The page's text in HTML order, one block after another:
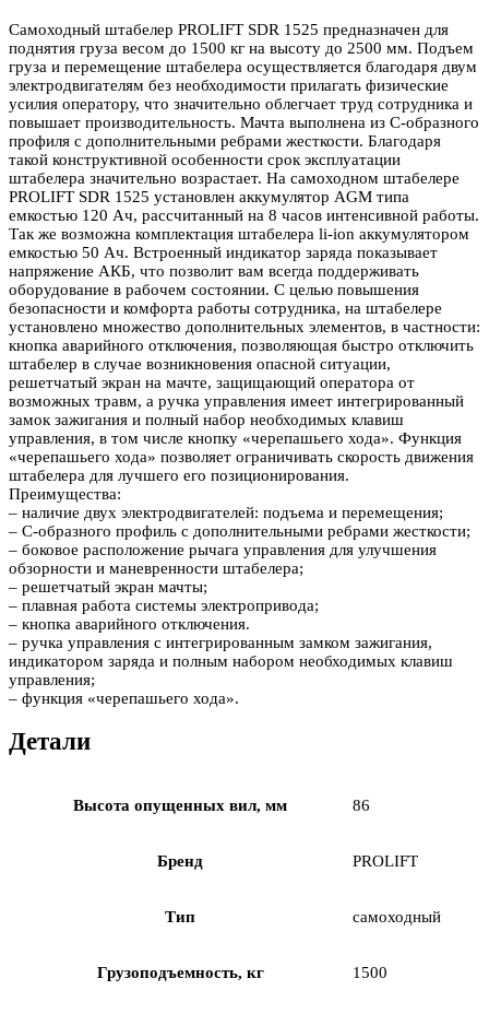
Самоходный штабелер PROLIFT SDR 1525 предназначен для
поднятия груза весом до 1500 кг на высоту до 2500 мм. Подъем
груза и перемещение штабелера осуществляется благодаря двум
электродвигателям без необходимости прилагать физические
усилия оператору, что значительно облегчает труд сотрудника и
повышает производительность. Мачта выполнена из С-образного
профиля с дополнительными ребрами жесткости. Благодаря
такой конструктивной особенности срок эксплуатации
штабелера значительно возрастает. На самоходном штабелере
PROLIFT SDR 1525 установлен аккумулятор AGM типа
емкостью 120 Ач, рассчитанный на 8 часов интенсивной работы.
Так же возможна комплектация штабелера li-ion аккумулятором
емкостью 50 Ач. Встроенный индикатор заряда показывает
напряжение АКБ, что позволит вам всегда поддерживать
оборудование в рабочем состоянии. С целью повышения
безопасности и комфорта работы сотрудника, на штабелере
установлено множество дополнительных элементов, в частности:
кнопка аварийного отключения, позволяющая быстро отключить
штабелер в случае возникновения опасной ситуации,
решетчатый экран на мачте, защищающий оператора от
возможных травм, а ручка управления имеет интегрированный
замок зажигания и полный набор необходимых клавиш
управления, в том числе кнопку «черепашьего хода». Функция
«черепашьего хода» позволяет ограничивать скорость движения
штабелера для лучшего его позиционирования.
Преимущества:
– наличие двух электродвигателей: подъема и перемещения;
– С-образного профиль с дополнительными ребрами жесткости;
– боковое расположение рычага управления для улучшения
обзорности и маневренности штабелера;
– решетчатый экран мачты;
– плавная работа системы электропривода;
– кнопка аварийного отключения.
– ручка управления с интегрированным замком зажигания,
индикатором заряда и полным набором необходимых клавиш
управления;
– функция «черепашьего хода».
Детали
Высота опущенных вил, мм 86
Бренд PROLIFT
Тип самоходный
Грузоподъемность, кг 1500